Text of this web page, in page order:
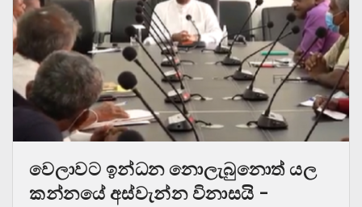
වෙලාවට ඉන්ධන නොලැබුනොත් යල
කන්නයේ අස්වැන්න විනාසයි –